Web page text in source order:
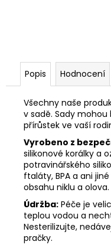
Popis Hodnocení
Všechny naše
v sadě. Sady
přírůstek ve vaší
Vyrobeno z
silikonové korálky a
potravinářského
ftaláty, BPA a ani
obsahu niklu a olova.
Údržba: Péče je
teplou vodou a
Nesterilizujte,
pračky.